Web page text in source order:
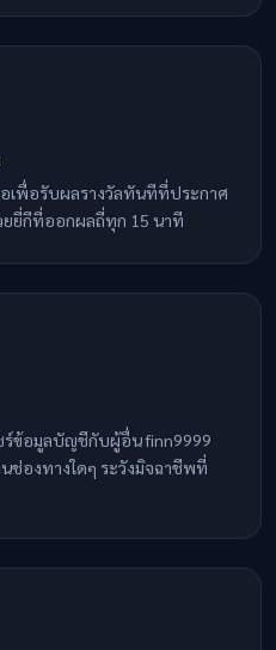
เพื่อรับผลรางวัลทันทีที่ประกาศ
ยยี่กีที่ออกผลถี่ทุก 15 นาที
ร์ข้อมูลบัญชีกับผู้อื่น finn9999
ช่องทางใดๆ ระวังมิจฉาชีพที่